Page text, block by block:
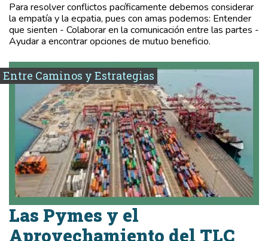
Para resolver conflictos pacíficamente debemos considerar
la empatía y la ecpatia, pues con amas podemos: Entender
que sienten - Colaborar en la comunicación entre las partes -
Ayudar a encontrar opciones de mutuo beneficio.
Entre Caminos y Estrategias
Las Pymes y el
Aprovechamiento del TLC